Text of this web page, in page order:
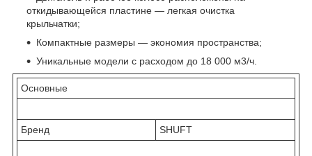
откидывающейся пластине — легкая очистка
крыльчатки;
Компактные размеры — экономия пространства;
Уникальные модели с расходом до 18 000 м3/ч.
Основные
Бренд SHUFT